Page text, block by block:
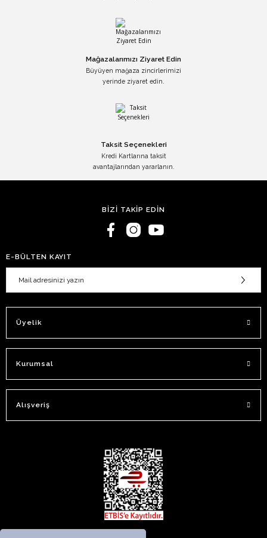
Mağazalarımızı Ziyaret Edin
Büyüyen mağaza zincirlerimizi
yerinde ziyaret edin.
Taksit Seçenekleri
Kredi Kartlarına taksit
avantajlarından yararlanın.
BİZİ TAKİP EDİN
E-BÜLTEN KAYIT
Üyelik
Kurumsal
Alışveriş